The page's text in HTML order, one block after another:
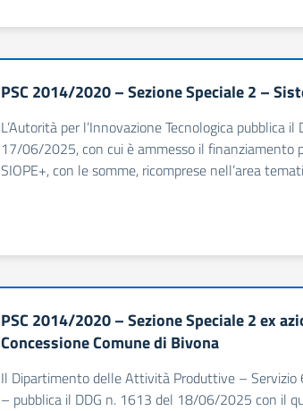
PSC 2014/2020 – Sezione Speciale 2 –
L’Autorità per l’Innovazione Tecnologica
17/06/2025, con cui è ammesso il finanziamento
SIOPE+, con le somme, ricomprese nell’area
PSC 2014/2020 – Sezione Speciale 2 ex
Concessione Comune di Bivona
Il Dipartimento delle Attività Produttive – Servizio
– pubblica il DDG n. 1613 del 18/06/2025 con il